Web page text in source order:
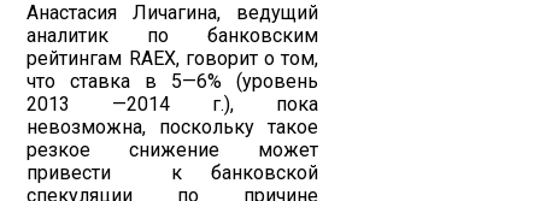
Анастасия Личагина, ведущий
аналитик по банковским
рейтингам RAEX, говорит о том,
что ставка в 5—6% (уровень
2013 —2014 г.), пока
невозможна, поскольку такое
резкое снижение может
привести к банковской
спекуляции по причине